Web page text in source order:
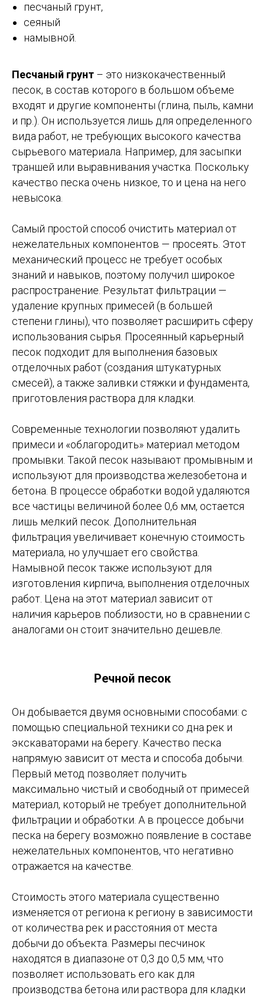
песчаный грунт,
сеяный
намывной.
Песчаный грунт – это низкокачественный
песок, в состав которого в большом объеме
входят и другие компоненты (глина, пыль, камни
и пр.). Он используется лишь для определенного
вида работ, не требующих высокого качества
сырьевого материала. Например, для засыпки
траншей или выравнивания участка. Поскольку
качество песка очень низкое, то и цена на него
невысока.
Самый простой способ очистить материал от
нежелательных компонентов — просеять. Этот
механический процесс не требует особых
знаний и навыков, поэтому получил широкое
распространение. Результат фильтрации —
удаление крупных примесей (в большей
степени глины), что позволяет расширить сферу
использования сырья. Просеянный карьерный
песок подходит для выполнения базовых
отделочных работ (создания штукатурных
смесей), а также заливки стяжки и фундамента,
приготовления раствора для кладки.
Современные технологии позволяют удалить
примеси и «облагородить» материал методом
промывки. Такой песок называют промывным и
используют для производства железобетона и
бетона. В процессе обработки водой удаляются
все частицы величиной более 0,6 мм, остается
лишь мелкий песок. Дополнительная
фильтрация увеличивает конечную стоимость
материала, но улучшает его свойства.
Намывной песок также используют для
изготовления кирпича, выполнения отделочных
работ. Цена на этот материал зависит от
наличия карьеров поблизости, но в сравнении с
аналогами он стоит значительно дешевле.
Речной песок
Он добывается двумя основными способами: с
помощью специальной техники со дна рек и
экскаваторами на берегу. Качество песка
напрямую зависит от места и способа добычи.
Первый метод позволяет получить
максимально чистый и свободный от примесей
материал, который не требует дополнительной
фильтрации и обработки. А в процессе добычи
песка на берегу возможно появление в составе
нежелательных компонентов, что негативно
отражается на качестве.
Стоимость этого материала существенно
изменяется от региона к региону в зависимости
от количества рек и расстояния от места
добычи до объекта. Размеры песчинок
находятся в диапазоне от 0,3 до 0,5 мм, что
позволяет использовать его как для
производства бетона или раствора для кладки